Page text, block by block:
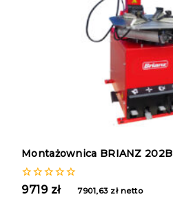
Montażownica BRIANZ 202B
0
9719 zł 7901,63 złnetto